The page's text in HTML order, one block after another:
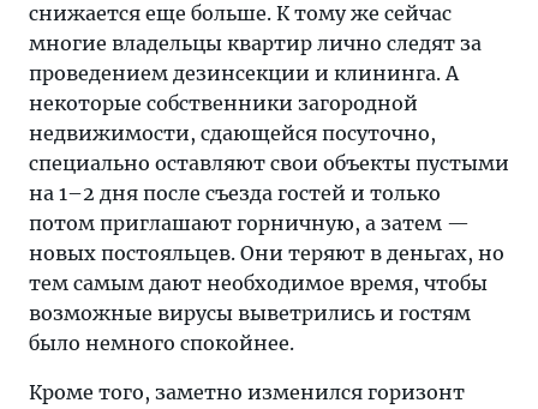
снижается еще больше. К тому же сейчас
многие владельцы квартир лично следят за
проведением дезинсекции и клининга. А
некоторые собственники загородной
недвижимости, сдающейся посуточно,
специально оставляют свои объекты пустыми
на 1–2 дня после съезда гостей и только
потом приглашают горничную, а затем —
новых постояльцев. Они теряют в деньгах, но
тем самым дают необходимое время, чтобы
возможные вирусы выветрились и гостям
было немного спокойнее.
Кроме того, заметно изменился горизонт